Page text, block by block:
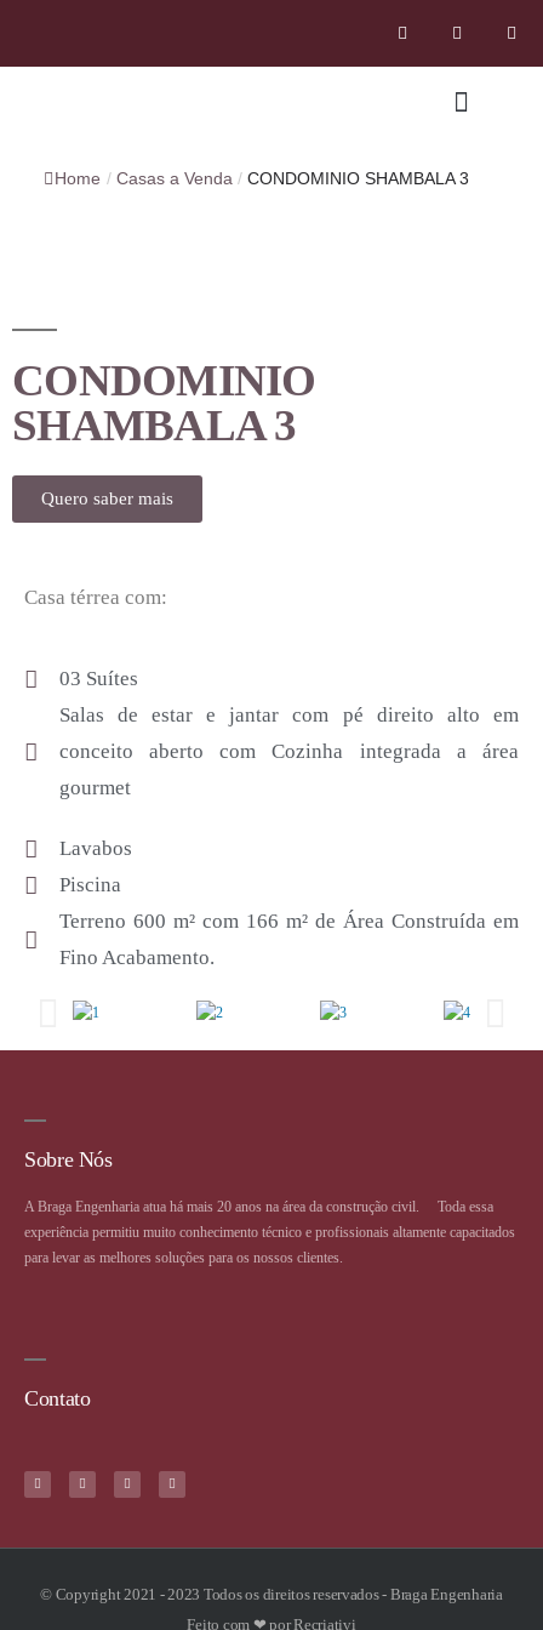
Home / Casas a Venda / CONDOMINIO SHAMBALA 3
CONDOMINIO
SHAMBALA 3
Quero saber mais
Casa térrea com:
03 Suítes
Salas de estar e jantar com pé direito alto em
conceito aberto com Cozinha integrada a área
gourmet
Lavabos
Piscina
Terreno 600 m² com 166 m² de Área Construída em
Fino Acabamento.
Sobre Nós
A Braga Engenharia atua há mais 20 anos na área da construção civil. ⠀ Toda essa
experiência permitiu muito conhecimento técnico e profissionais altamente capacitados
para levar as melhores soluções para os nossos clientes.
Contato
© Copyright 2021 - 2023 Todos os direitos reservados - Braga Engenharia
Feito com ❤ por Recriativi